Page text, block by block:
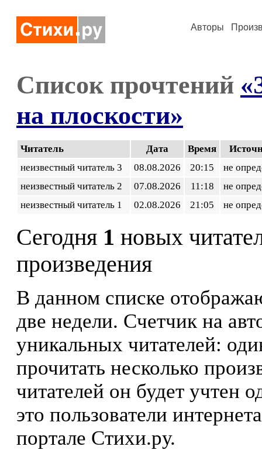
Авторы
Список прочтений
на плоскости»
Читатель Дата Время
неизвестный читатель 3
08.08.2026 20:15
не
неизвестный читатель 2
07.08.2026 11:18
не
неизвестный читатель 1
02.08.2026 21:05 не
Сегодня 1 новых
произведения
В данном списке
две недели. Счетчик на
уникальных читателей:
прочитать несколько
читателей он будет учтен
это пользователи
портале Стихи.ру.